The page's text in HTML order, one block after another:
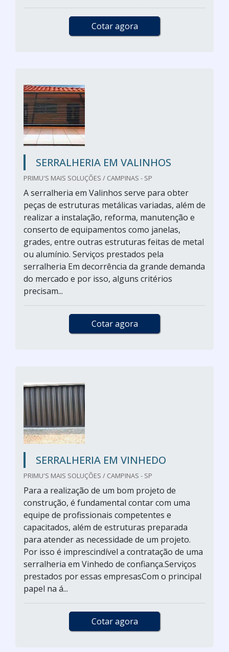
Cotar agora
SERRALHERIA EM VALINHOS
PRIMU'S MAIS SOLUÇÕES / CAMPINAS - SP
A serralheria em Valinhos serve para obter
peças de estruturas metálicas variadas, além de
realizar a instalação, reforma, manutenção e
conserto de equipamentos como janelas,
grades, entre outras estruturas feitas de metal
ou alumínio. Serviços prestados pela
serralheria Em decorrência da grande demanda
do mercado e por isso, alguns critérios
precisam...
Cotar agora
SERRALHERIA EM VINHEDO
PRIMU'S MAIS SOLUÇÕES / CAMPINAS - SP
Para a realização de um bom projeto de
construção, é fundamental contar com uma
equipe de profissionais competentes e
capacitados, além de estruturas preparada
para atender as necessidade de um projeto.
Por isso é imprescindível a contratação de uma
serralheria em Vinhedo de confiança.Serviços
prestados por essas empresasCom o principal
papel na á...
Cotar agora